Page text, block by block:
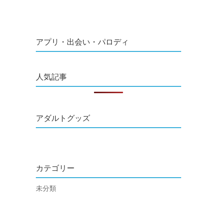
アプリ・出会い・パロディ
人気記事
アダルトグッズ
カテゴリー
未分類